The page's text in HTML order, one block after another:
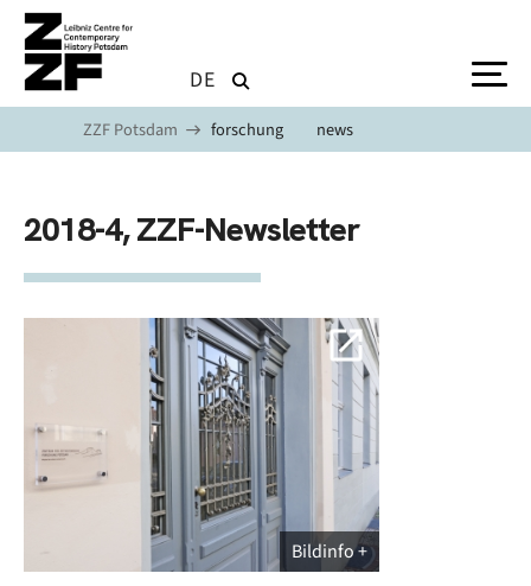
Skip to main content
DE
ZZF Potsdam forschung news
2018-4, ZZF-Newsletter
Bildinfo